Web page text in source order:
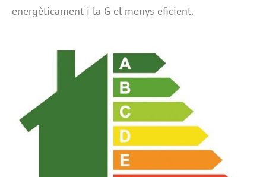
energèticament i la G el menys eficient.